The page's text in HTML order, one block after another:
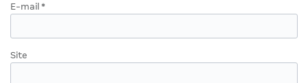
E-mail *
Site